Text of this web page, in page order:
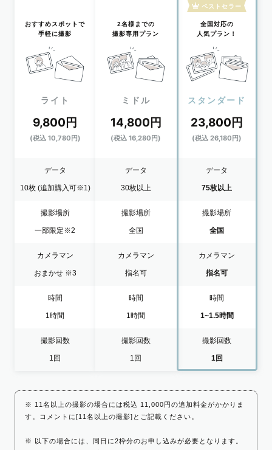
おすすめスポットで
手軽に撮影
ライト
9,800円
(税込 10,780円)
データ
10枚 (追加購入可※1)
撮影場所
一部限定※2
カメラマン
おまかせ ※3
時間
1時間
撮影回数
1回
2名様までの
撮影専用プラン
ミドル
14,800円
(税込 16,280円)
データ
30枚以上
撮影場所
全国
カメラマン
指名可
時間
1時間
撮影回数
1回
ベストセラー
全国対応の
人気プラン！
スタンダード
23,800円
(税込 26,180円)
データ
75枚以上
撮影場所
全国
カメラマン
指名可
時間
1~1.5時間
撮影回数
1回
※ 11名以上の撮影の場合には税込 11,000円の追加料金がかかりま
す。コメントに[11名以上の撮影]とご記載ください。
※ 以下の場合には、同日に2枠分のお申し込みが必要となります。